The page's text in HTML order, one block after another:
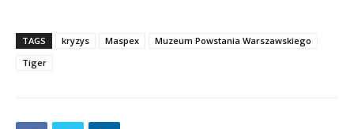
TAGS kryzys Maspex
Muzeum Powstania Warszawskiego
Tiger